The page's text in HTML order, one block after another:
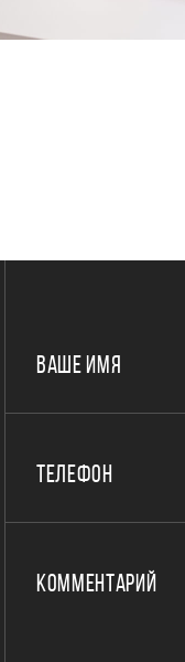
ВАШЕ ИМЯ
ТЕЛЕФОН
КОММЕНТАРИЙ